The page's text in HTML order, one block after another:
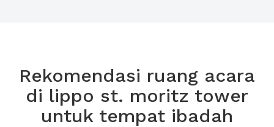
Rekomendasi ruang acara
di lippo st. moritz tower
untuk tempat ibadah